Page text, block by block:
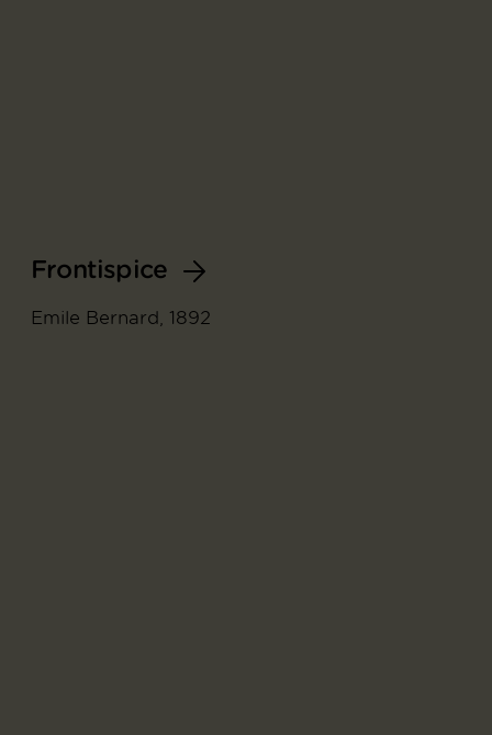
Frontispice
Emile Bernard, 1892